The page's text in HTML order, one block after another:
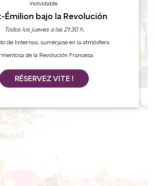
LOS EVENTOS
inolvidable.
Émilion bajo la Revolución
Todos los jueves a las 21:30 h.
de linternas, sumérjase en la atmósfera
de la Revolución Francesa.
RÉSERVEZ VITE !